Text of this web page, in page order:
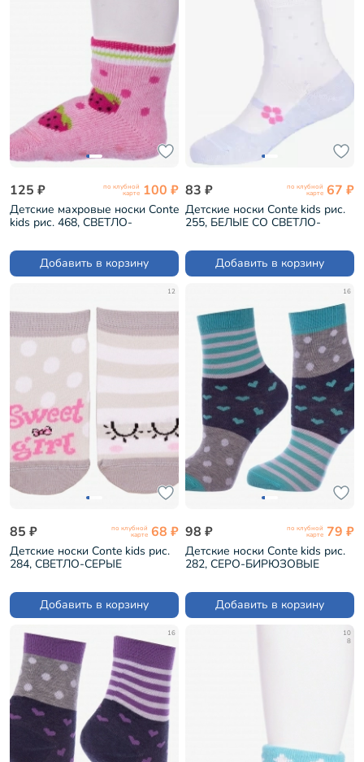
125 ₽ по клубной
карте 100 ₽
Детские махровые носки Conte
kids рис. 468, СВЕТЛО-
Добавить в корзину
83 ₽ по клубной
карте 67 ₽
Детские носки Conte kids рис.
255, БЕЛЫЕ СО СВЕТЛО-
Добавить в корзину
12
85 ₽ по клубной
карте 68 ₽
Детские носки Conte kids рис.
284, СВЕТЛО-СЕРЫЕ
Добавить в корзину
16
98 ₽ по клубной
карте 79 ₽
Детские носки Conte kids рис.
282, СЕРО-БИРЮЗОВЫЕ
Добавить в корзину
16
10
8